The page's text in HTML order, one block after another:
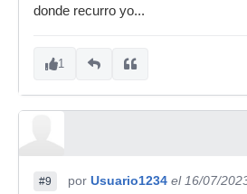
donde recurro yo...
1
#9 por Usuario1234 el 16/07/